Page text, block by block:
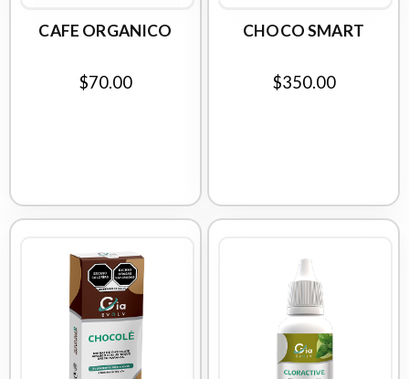
CAFE ORGANICO
$70.00
CHOCO SMART
$350.00